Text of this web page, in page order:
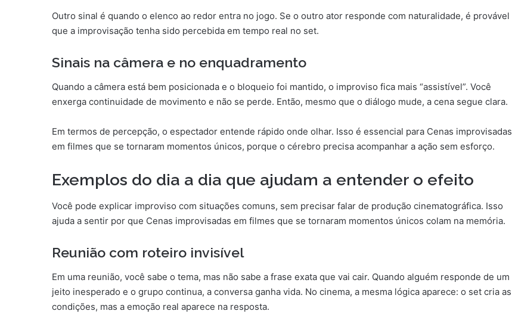
Outro sinal é quando o elenco ao redor entra no jogo. Se o outro ator responde com naturalidade, é provável
que a improvisação tenha sido percebida em tempo real no set.
Sinais na câmera e no enquadramento
Quando a câmera está bem posicionada e o bloqueio foi mantido, o improviso fica mais “assistível”. Você
enxerga continuidade de movimento e não se perde. Então, mesmo que o diálogo mude, a cena segue clara.
Em termos de percepção, o espectador entende rápido onde olhar. Isso é essencial para Cenas improvisadas
em filmes que se tornaram momentos únicos, porque o cérebro precisa acompanhar a ação sem esforço.
Exemplos do dia a dia que ajudam a entender o efeito
Você pode explicar improviso com situações comuns, sem precisar falar de produção cinematográfica. Isso
ajuda a sentir por que Cenas improvisadas em filmes que se tornaram momentos únicos colam na memória.
Reunião com roteiro invisível
Em uma reunião, você sabe o tema, mas não sabe a frase exata que vai cair. Quando alguém responde de um
jeito inesperado e o grupo continua, a conversa ganha vida. No cinema, a mesma lógica aparece: o set cria as
condições, mas a emoção real aparece na resposta.